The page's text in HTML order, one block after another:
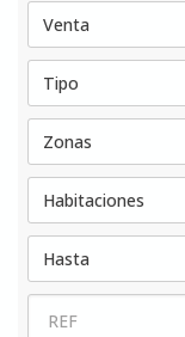
Venta
Tipo
Zonas
Habitaciones
Hasta